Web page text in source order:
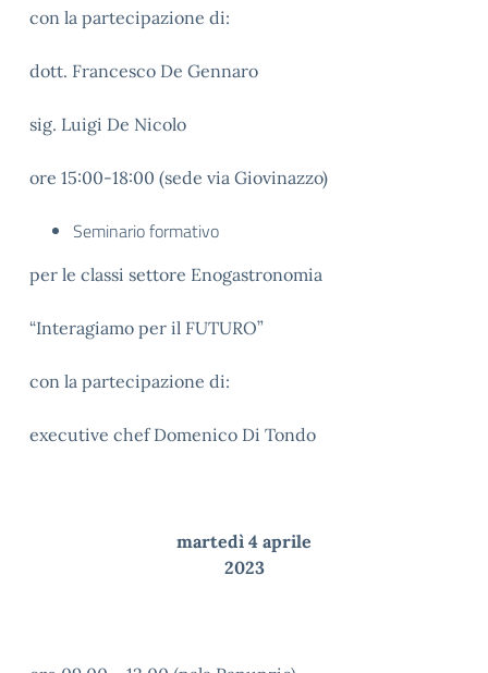
con la partecipazione di:
dott. Francesco De Gennaro
sig. Luigi De Nicolo
ore 15:00-18:00 (sede via Giovinazzo)
Seminario formativo
per le classi settore Enogastronomia
“Interagiamo per il FUTURO”
con la partecipazione di:
executive chef Domenico Di Tondo
martedì 4 aprile
2023